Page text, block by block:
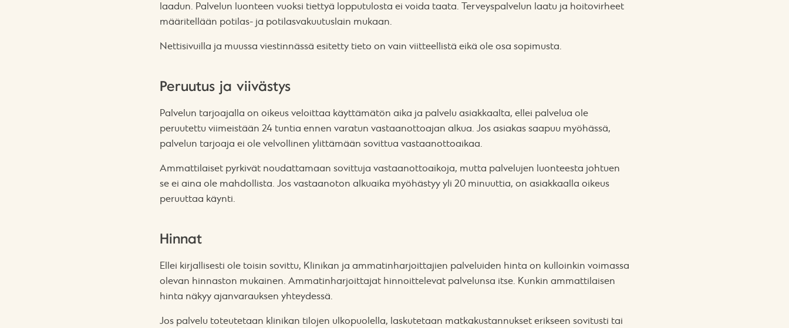
laadun. Palvelun luonteen vuoksi tiettyä lopputulosta ei voida taata. Terveyspalvelun laatu ja hoitovirheet
määritellään potilas- ja potilasvakuutuslain mukaan.
Nettisivuilla ja muussa viestinnässä esitetty tieto on vain viitteellistä eikä ole osa sopimusta.
Peruutus ja viivästys
Palvelun tarjoajalla on oikeus veloittaa käyttämätön aika ja palvelu asiakkaalta, ellei palvelua ole
peruutettu viimeistään 24 tuntia ennen varatun vastaanottoajan alkua. Jos asiakas saapuu myöhässä,
palvelun tarjoaja ei ole velvollinen ylittämään sovittua vastaanottoaikaa.
Ammattilaiset pyrkivät noudattamaan sovittuja vastaanottoaikoja, mutta palvelujen luonteesta johtuen
se ei aina ole mahdollista. Jos vastaanoton alkuaika myöhästyy yli 20 minuuttia, on asiakkaalla oikeus
peruuttaa käynti.
Hinnat
Ellei kirjallisesti ole toisin sovittu, Klinikan ja ammatinharjoittajien palveluiden hinta on kulloinkin voimassa
olevan hinnaston mukainen. Ammatinharjoittajat hinnoittelevat palvelunsa itse. Kunkin ammattilaisen
hinta näkyy ajanvarauksen yhteydessä.
Jos palvelu toteutetaan klinikan tilojen ulkopuolella, laskutetaan matkakustannukset erikseen sovitusti tai